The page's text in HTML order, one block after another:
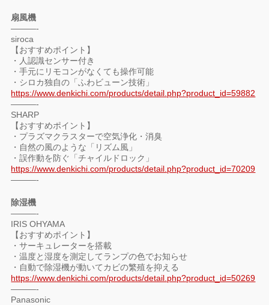
扇風機
———-
siroca
【おすすめポイント】
・人認識センサー付き
・手元にリモコンがなくても操作可能
・シロカ独自の「ふわビューン技術」
https://www.denkichi.com/products/detail.php?product_id=59882
———-
SHARP
【おすすめポイント】
・プラズマクラスターで空気浄化・消臭
・自然の風のような「リズム風」
・誤作動を防ぐ「チャイルドロック」
https://www.denkichi.com/products/detail.php?product_id=70209
———-
除湿機
———-
IRIS OHYAMA
【おすすめポイント】
・サーキュレーターを搭載
・温度と湿度を測定してランプの色でお知らせ
・自動で除湿機が動いてカビの繁殖を抑える
https://www.denkichi.com/products/detail.php?product_id=50269
———-
Panasonic